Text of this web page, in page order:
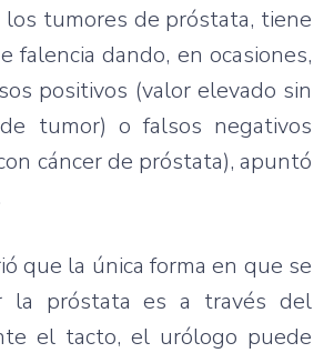
los tumores de próstata, tiene
falencia dando, en ocasiones,
positivos (valor elevado sin
tumor) o falsos negativos
cáncer de próstata), apuntó
que la única forma en que se
la próstata es a través del
el tacto, el urólogo puede